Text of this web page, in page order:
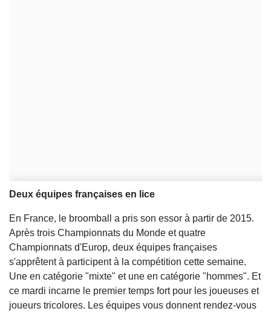
Deux équipes françaises en lice
En France, le broomball a pris son essor à partir de 2015.
Après trois Championnats du Monde et quatre
Championnats d'Europ, deux équipes françaises
s'apprêtent à participent à la compétition cette semaine.
Une en catégorie "mixte" et une en catégorie "hommes". Et
ce mardi incarne le premier temps fort pour les joueuses et
joueurs tricolores. Les équipes vous donnent rendez-vous